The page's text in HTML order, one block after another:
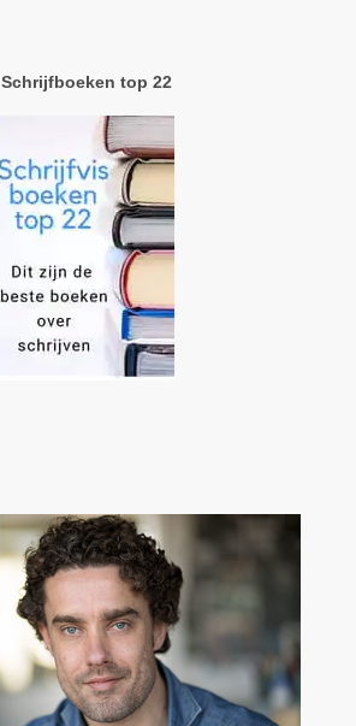
Schrijfboeken top 22